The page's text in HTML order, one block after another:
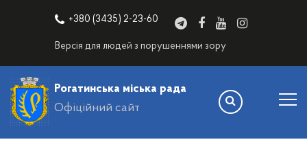
+380 (3435) 2-23-60
Версія для людей з порушеннями зору
Рогатинська міська рада
Офіційний сайт